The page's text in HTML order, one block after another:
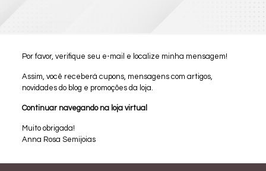
Por favor, verifique seu e-mail e localize minha mensagem!
Assim, você receberá cupons, mensagens com artigos,
novidades do blog e promoções da loja.
Continuar navegando na loja virtual
Muito obrigada!
Anna Rosa Semijoias